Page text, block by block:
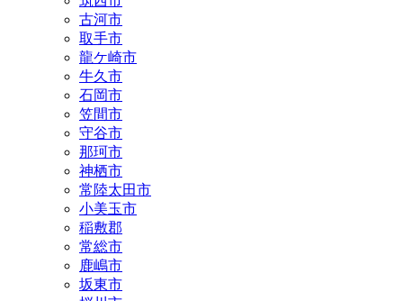
古河市
取手市
龍ケ崎市
牛久市
石岡市
笠間市
守谷市
那珂市
神栖市
常陸太田市
小美玉市
稲敷郡
常総市
鹿嶋市
坂東市